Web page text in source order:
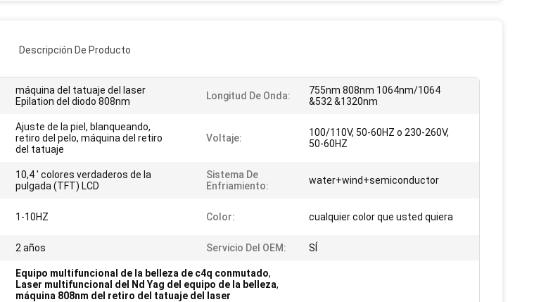
Descripción De Producto
máquina del tatuaje del laser
Epilation del diodo 808nm
Longitud De Onda:
755nm 808nm 1064nm/1064
&532 &1320nm
Ajuste de la piel, blanqueando,
retiro del pelo, máquina del retiro
del tatuaje
Voltaje:
100/110V, 50-60HZ o 230-260V,
50-60HZ
10,4 ' colores verdaderos de la
pulgada (TFT) LCD
Sistema De
Enfriamiento:
water+wind+semiconductor
1-10HZ Color: cualquier color que usted quiera
2 años Servicio Del OEM: SÍ
Equipo multifuncional de la belleza de c4q conmutado,
Laser multifuncional del Nd Yag del equipo de la belleza,
máquina 808nm del retiro del tatuaje del laser